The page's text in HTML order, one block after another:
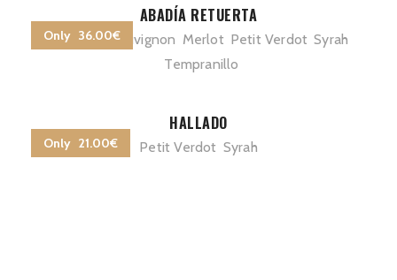
Only 36.00€
ABADÍA RETUERTA
Cabernet Sauvignon Merlot Petit Verdot Syrah
Tempranillo
Only 21.00€
HALLADO
Petit Verdot Syrah